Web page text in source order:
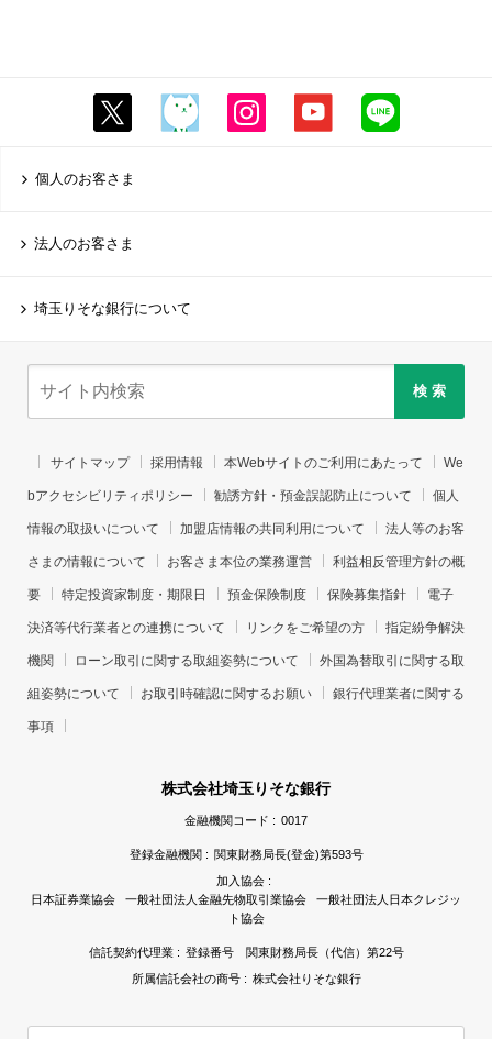
個人のお客さま
法人のお客さま
埼玉りそな銀行について
検 索
サイトマップ 採用情報 本Webサイトのご利用にあたって We
bアクセシビリティポリシー 勧誘方針・預金誤認防止について 個人
情報の取扱いについて 加盟店情報の共同利用について 法人等のお客
さまの情報について お客さま本位の業務運営 利益相反管理方針の概
要 特定投資家制度・期限日 預金保険制度 保険募集指針 電子
決済等代行業者との連携について リンクをご希望の方 指定紛争解決
機関 ローン取引に関する取組姿勢について 外国為替取引に関する取
組姿勢について お取引時確認に関するお願い 銀行代理業者に関する
事項
株式会社埼玉りそな銀行
金融機関コード : 0017
登録金融機関 : 関東財務局長(登金)第593号
加入協会 :
日本証券業協会 一般社団法人金融先物取引業協会 一般社団法人日本クレジッ
ト協会
信託契約代理業 : 登録番号 関東財務局長（代信）第22号
所属信託会社の商号 : 株式会社りそな銀行